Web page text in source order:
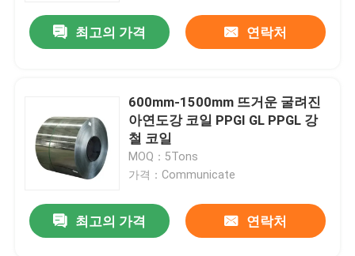
최고의 가격 연락처
600mm-1500mm 뜨거운 굴려진
아연도강 코일 PPGI GL PPGL 강
철 코일
MOQ：5Tons
가격：Communicate
최고의 가격 연락처